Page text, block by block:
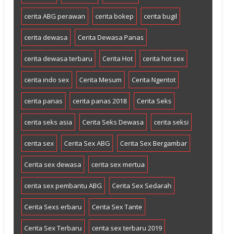
cerita ABG perawan cerita bokep cerita bugil
cerita dewasa Cerita Dewasa Panas
cerita dewasa terbaru Cerita Hot cerita hot sex
cerita indo sex Cerita Mesum Cerita Ngentot
cerita panas cerita panas 2018 Cerita Seks
cerita seks asia Cerita Seks Dewasa cerita seksi
cerita sex Cerita Sex ABG Cerita Sex Bergambar
Cerita sex dewasa cerita sex mertua
cerita sex pembantu ABG Cerita Sex Sedarah
Cerita Sexs erbaru Cerita Sex Tante
Cerita Sex Terbaru cerita sex terbaru 2019